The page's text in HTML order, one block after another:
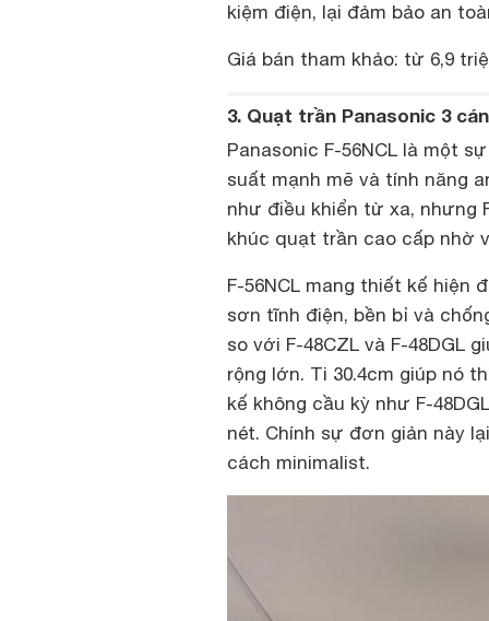
kiệm điện, lại đảm bảo an
Giá bán tham khảo: từ 6,9
3. Quạt trần Panasonic 3
Panasonic F-56NCL là một
suất mạnh mẽ và tính năng
như điều khiển từ xa, nhưng
khúc quạt trần cao cấp nhờ
F-56NCL mang thiết kế hiện
sơn tĩnh điện, bền bỉ và
so với F-48CZL và F-48DGL
rộng lớn. Ti 30.4cm giúp nó
kế không cầu kỳ như F-
nét. Chính sự đơn giản này
cách minimalist.